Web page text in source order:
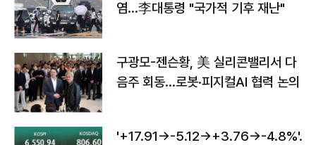
염…李대통령 "국가적 기후 재난"
구광모-젠슨황, 美 실리콘밸리서 다
음주 회동…로봇·피지컬AI 협력 논의
'+17.91→-5.12→+3.76→-4.8%'…'